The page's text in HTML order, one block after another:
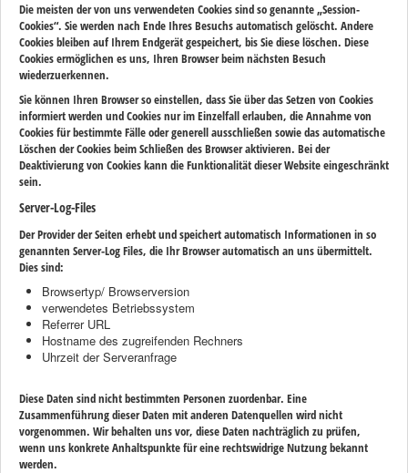
Die meisten der von uns verwendeten Cookies sind so genannte „Session-
Cookies“. Sie werden nach Ende Ihres Besuchs automatisch gelöscht. Andere
Cookies bleiben auf Ihrem Endgerät gespeichert, bis Sie diese löschen. Diese
Cookies ermöglichen es uns, Ihren Browser beim nächsten Besuch
wiederzuerkennen.
Sie können Ihren Browser so einstellen, dass Sie über das Setzen von Cookies
informiert werden und Cookies nur im Einzelfall erlauben, die Annahme von
Cookies für bestimmte Fälle oder generell ausschließen sowie das automatische
Löschen der Cookies beim Schließen des Browser aktivieren. Bei der
Deaktivierung von Cookies kann die Funktionalität dieser Website eingeschränkt
sein.
Server-Log-Files
Der Provider der Seiten erhebt und speichert automatisch Informationen in so
genannten Server-Log Files, die Ihr Browser automatisch an uns übermittelt.
Dies sind:
Browsertyp/ Browserversion
verwendetes Betriebssystem
Referrer URL
Hostname des zugreifenden Rechners
Uhrzeit der Serveranfrage
Diese Daten sind nicht bestimmten Personen zuordenbar. Eine
Zusammenführung dieser Daten mit anderen Datenquellen wird nicht
vorgenommen. Wir behalten uns vor, diese Daten nachträglich zu prüfen,
wenn uns konkrete Anhaltspunkte für eine rechtswidrige Nutzung bekannt
werden.